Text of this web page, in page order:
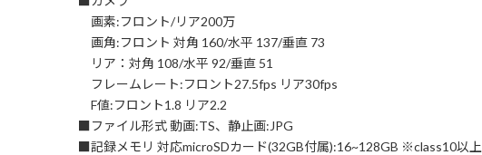
画素:フロント/リア200万
画角:フロント 対角 160/水平 137/垂直 73
リア：対角 108/水平 92/垂直 51
フレームレート:フロント27.5fps リア30fps
F値:フロント1.8 リア2.2
■ファイル形式 動画:TS、静止画:JPG
■記録メモリ 対応microSDカード(32GB付属):16~128GB ※class10以上